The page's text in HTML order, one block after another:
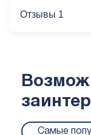
Отзывы 1
Самые